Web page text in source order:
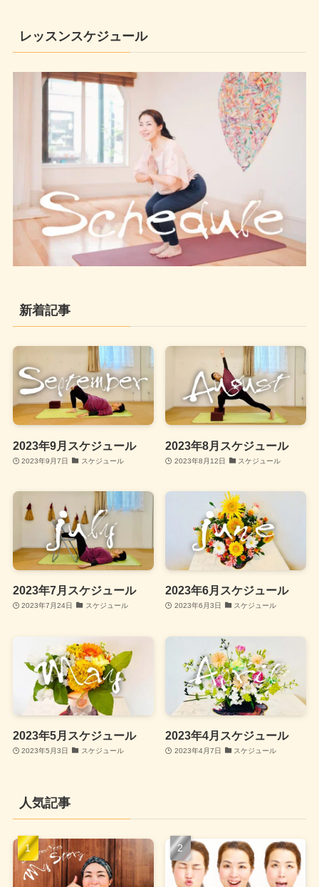
レッスンスケジュール
新着記事
2023年9月スケジュール
2023年9月7日 スケジュール
2023年8月スケジュール
2023年8月12日 スケジュール
2023年7月スケジュール
2023年7月24日 スケジュール
2023年6月スケジュール
2023年6月3日 スケジュール
2023年5月スケジュール
2023年5月3日 スケジュール
2023年4月スケジュール
2023年4月7日 スケジュール
人気記事